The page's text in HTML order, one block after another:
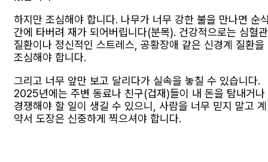
하지만 조심해야 합니다. 나무가 너무 강한 불을 만나면 순
간에 타버려 재가 되어버립니다(분목). 건강적으로는 심혈관
질환이나 정신적인 스트레스, 공황장애 같은 신경계 질환을
조심해야 합니다.
그리고 너무 앞만 보고 달리다가 실속을 놓칠 수 있습니다.
2025년에는 주변 동료나 친구(겁재)들이 내 돈을 탐내거나
경쟁해야 할 일이 생길 수 있으니, 사람을 너무 믿지 말고 계
약서 도장은 신중하게 찍으셔야 합니다.